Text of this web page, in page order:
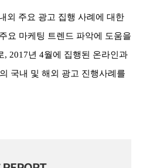
외 주요 광고 집행 사례에 대한
요 마케팅 트렌드 파악에 도움을
, 2017년 4월에 집행된 온라인과
국내 및 해외 광고 진행사례를